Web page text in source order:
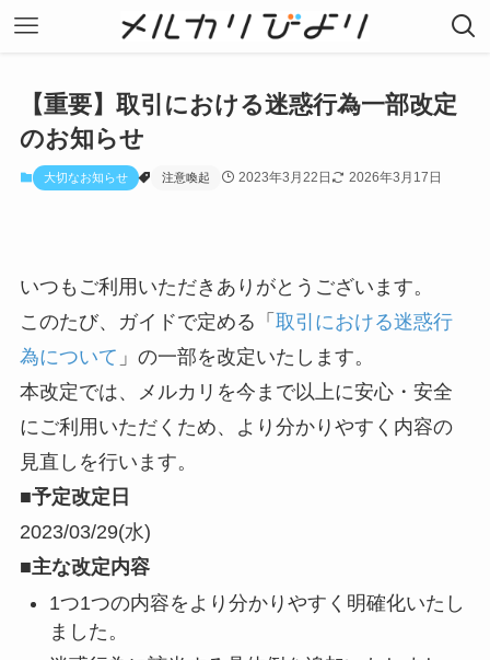
【重要】取引における迷惑行為一部改定
のお知らせ
大切なお知らせ 注意喚起 2023年3月22日 2026年3月17日
いつもご利用いただきありがとうございます。
このたび、ガイドで定める「 取引における迷惑行
為について 」 の一部を改定いたします。
本改定では、メルカリを今まで以上に安心・安全
にご利用いただくため、より分かりやすく内容の
見直しを行います。
■予定改定日
2023/03/29(水)
■主な改定内容
1つ1つの内容をより分かりやすく明確化いたし
ました。